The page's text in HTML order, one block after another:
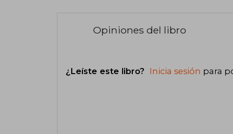
Opiniones del libro
¿Leíste este libro? Inicia sesión para